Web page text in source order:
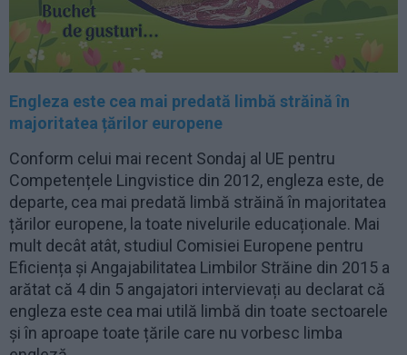
Engleza este cea mai predată limbă străină în
majoritatea țărilor europene
Conform celui mai recent Sondaj al UE pentru
Competențele Lingvistice din 2012, engleza este, de
departe, cea mai predată limbă străină în majoritatea
țărilor europene, la toate nivelurile educaționale. Mai
mult decât atât, studiul Comisiei Europene pentru
Eficiența și Angajabilitatea Limbilor Străine din 2015 a
arătat că 4 din 5 angajatori intervievați au declarat că
engleza este cea mai utilă limbă din toate sectoarele
și în aproape toate țările care nu vorbesc limba